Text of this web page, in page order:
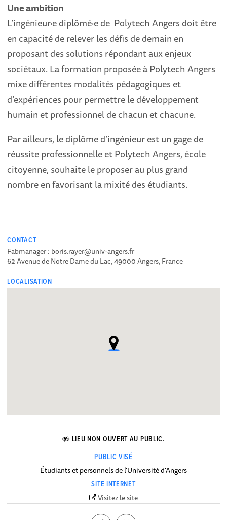
Une ambition
L’ingénieur·e diplômé·e de Polytech Angers doit être
en capacité de relever les défis de demain en
proposant des solutions répondant aux enjeux
sociétaux. La formation proposée à Polytech Angers
mixe différentes modalités pédagogiques et
d’expériences pour permettre le développement
humain et professionnel de chacun et chacune.
Par ailleurs, le diplôme d’ingénieur est un gage de
réussite professionnelle et Polytech Angers, école
citoyenne, souhaite le proposer au plus grand
nombre en favorisant la mixité des étudiants.
CONTACT
Fabmanager : boris.rayer@univ-angers.fr
62 Avenue de Notre Dame du Lac, 49000 Angers, France
LOCALISATION
LIEU NON OUVERT AU PUBLIC.
PUBLIC VISÉ
Étudiants et personnels de l'Université d'Angers
SITE INTERNET
Visitez le site